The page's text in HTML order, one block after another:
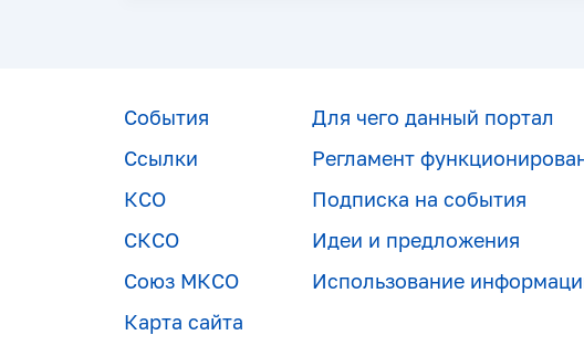
События
Ссылки
КСО
СКСО
Союз МКСО
Карта сайта
Для чего данный портал
Регламент
Подписка на события
Идеи и предложения
Использование